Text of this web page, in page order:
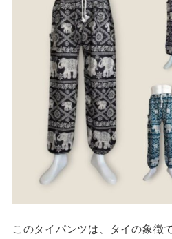
このタイパンツは、タイの象徴